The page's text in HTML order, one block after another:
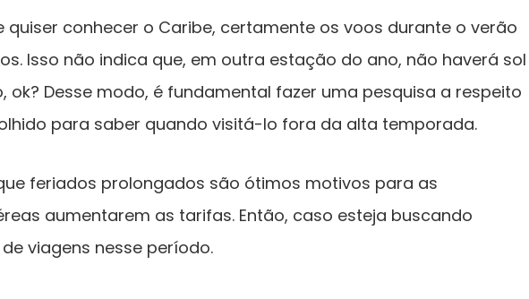
quiser conhecer o Caribe, certamente os voos durante o verão
Isso não indica que, em outra estação do ano, não haverá sol
ok? Desse modo, é fundamental fazer uma pesquisa a respeito
para saber quando visitá-lo fora da alta temporada.
feriados prolongados são ótimos motivos para as
aumentarem as tarifas. Então, caso esteja buscando
viagens nesse período.